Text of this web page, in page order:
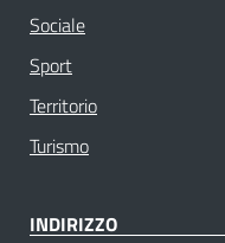
Sociale
Sport
Territorio
Turismo
INDIRIZZO